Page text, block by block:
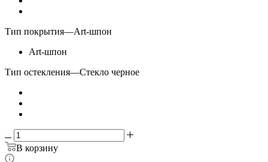
Тип покрытия—Art-шпон
Art-шпон
Тип остекления—Стекло черное
В корзину